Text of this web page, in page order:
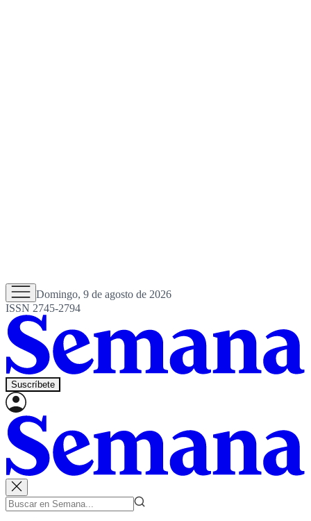
Domingo, 9 de agosto de 2026
ISSN 2745-2794
Suscríbete